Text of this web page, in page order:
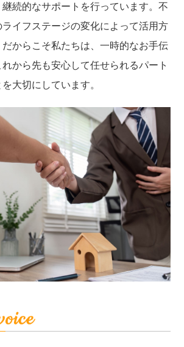
続的なサポートを行っています。不
イフステージの変化によって活用方
からこそ私たちは、一時的なお手伝
から先も安心して任せられるパート
大切にしています。